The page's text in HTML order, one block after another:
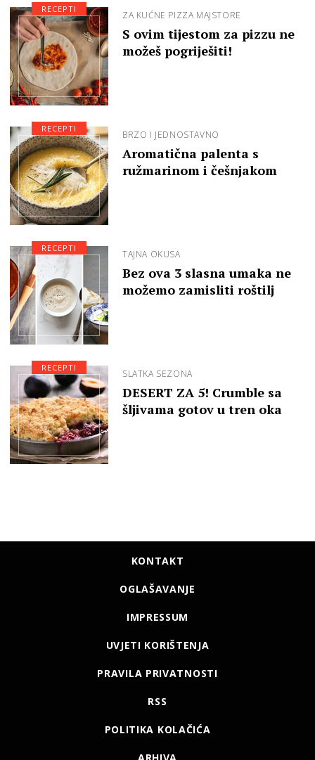
ZA KUĆNE PIZZA MAJSTORE
S ovim tijestom za pizzu ne
možeš pogriješiti!
RECEPTI
BRZO I JEDNOSTAVNO
Aromatična palenta s
ružmarinom i češnjakom
RECEPTI
TAJNA OKUSA
Bez ova 3 slasna umaka ne
možemo zamisliti roštilj
RECEPTI
SLATKA SEZONA
DESERT ZA 5! Crumble sa
šljivama gotov u tren oka
RECEPTI
KONTAKT
OGLAŠAVANJE
IMPRESSUM
UVJETI KORIŠTENJA
PRAVILA PRIVATNOSTI
RSS
POLITIKA KOLAČIĆA